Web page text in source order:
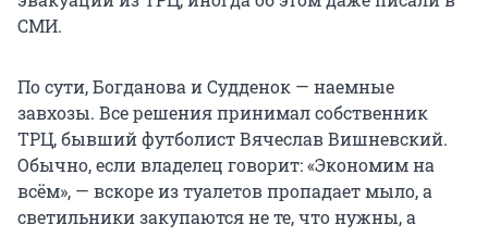
СМИ.
По сути, Богданова и Судденок — наемные
завхозы. Все решения принимал собственник
ТРЦ, бывший футболист Вячеслав Вишневский.
Обычно, если владелец говорит: «Экономим на
всём», — вскоре из туалетов пропадает мыло, а
светильники закупаются не те, что нужны, а